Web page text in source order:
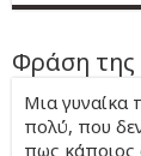
Φράση
Μια γυναίκα
πολύ, που
πως κάποιος